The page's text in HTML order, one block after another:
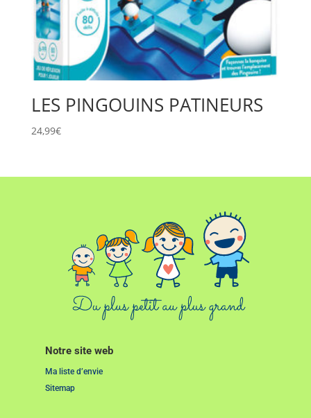
LES PINGOUINS PATINEURS
24,99€
Notre site web
Ma liste d’envie
Sitemap